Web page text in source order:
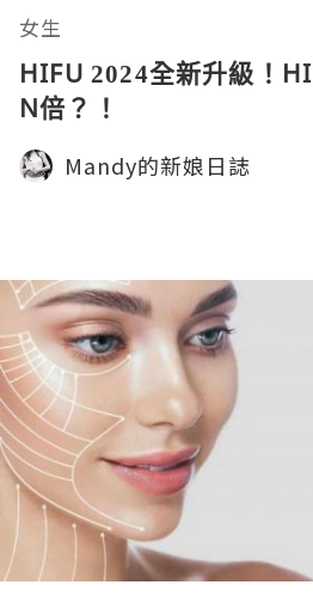
女生
HIFU 2024全新升級！
N倍？！
Mandy的新娘日誌